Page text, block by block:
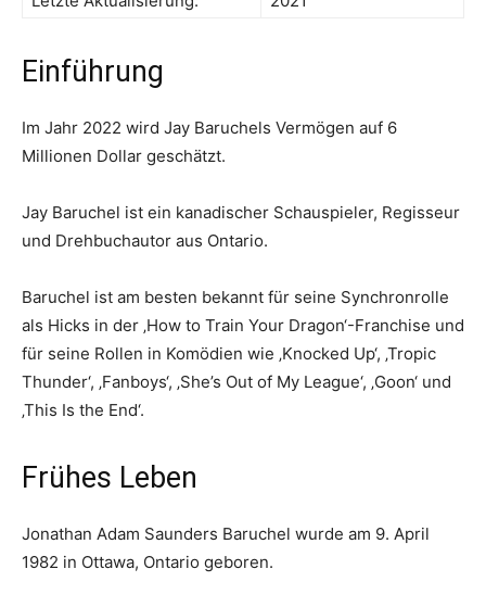
Einführung
Im Jahr 2022 wird Jay Baruchels Vermögen auf 6
Millionen Dollar geschätzt.
Jay Baruchel ist ein kanadischer Schauspieler, Regisseur
und Drehbuchautor aus Ontario.
Baruchel ist am besten bekannt für seine Synchronrolle
als Hicks in der ‚How to Train Your Dragon‘-Franchise und
für seine Rollen in Komödien wie ‚Knocked Up‘, ‚Tropic
Thunder‘, ‚Fanboys‘, ‚She’s Out of My League‘, ‚Goon‘ und
‚This Is the End‘.
Frühes Leben
Jonathan Adam Saunders Baruchel wurde am 9. April
1982 in Ottawa, Ontario geboren.